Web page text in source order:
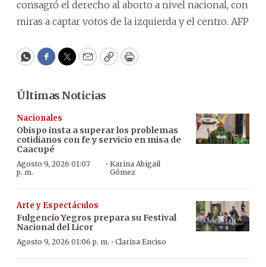
consagró el derecho al aborto a nivel nacional, con
miras a captar votos de la izquierda y el centro. AFP
WhatsApp
Facebook
Twitter
EmailCopyPrint
Últimas Noticias
Nacionales
Obispo insta a superar los problemas
cotidianos con fe y servicio en misa de
Caacupé
Agosto 9, 2026 01:07
p. m.
·Karina Abigail
Gómez
Arte y Espectáculos
Fulgencio Yegros prepara su Festival
Nacional del Licor
Agosto 9, 2026 01:06 p. m. · Clarisa Enciso